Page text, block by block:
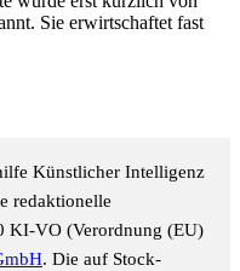
Sie erwirtschaftet fast
Künstlicher Intelligenz
redaktionelle
KI-VO (Verordnung (EU)
. Die auf Stock-